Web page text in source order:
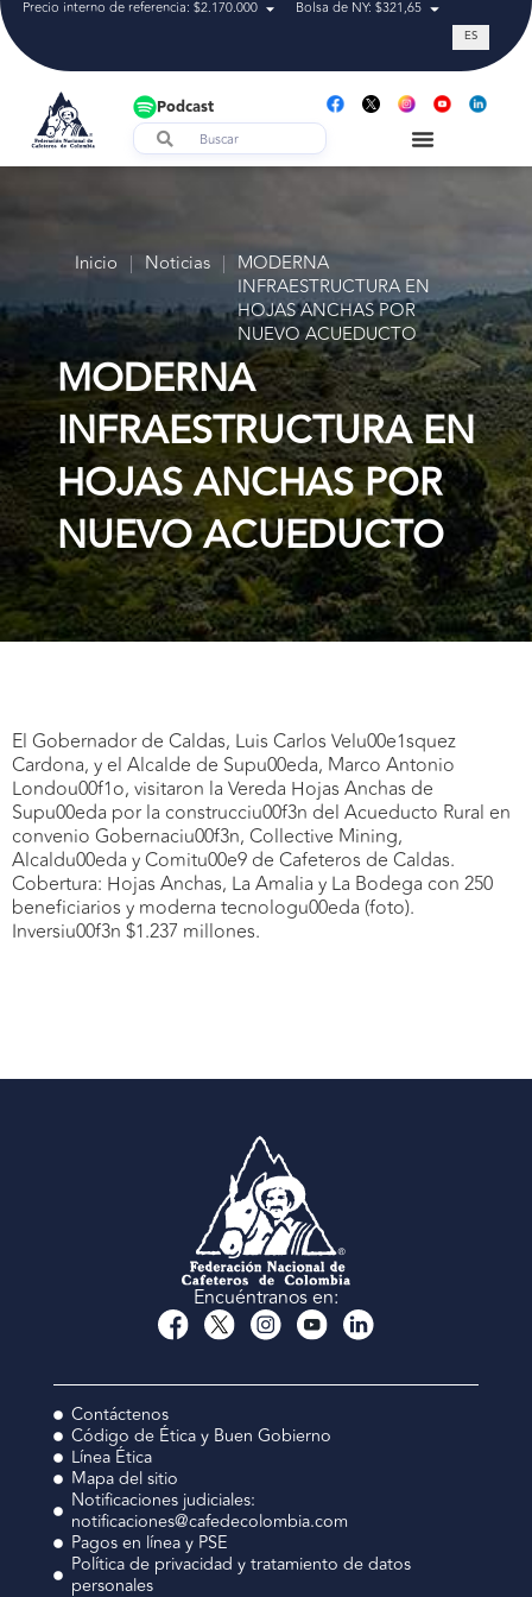
Precio interno de referencia: $2.170.000 Bolsa de NY: $321,65 Tasa de
ES
Podcast
Inicio | Noticias | MODERNA
INFRAESTRUCTURA EN
HOJAS ANCHAS POR
NUEVO ACUEDUCTO
MODERNA
INFRAESTRUCTURA EN
HOJAS ANCHAS POR
NUEVO ACUEDUCTO
El Gobernador de Caldas, Luis Carlos Velu00e1squez
Cardona, y el Alcalde de Supu00eda, Marco Antonio
Londou00f1o, visitaron la Vereda Hojas Anchas de
Supu00eda por la construcciu00f3n del Acueducto Rural en
convenio Gobernaciu00f3n, Collective Mining,
Alcaldu00eda y Comitu00e9 de Cafeteros de Caldas.
Cobertura: Hojas Anchas, La Amalia y La Bodega con 250
beneficiarios y moderna tecnologu00eda (foto).
Inversiu00f3n $1.237 millones.
Encuéntranos en:
Contáctenos
Código de Ética y Buen Gobierno
Línea Ética
Mapa del sitio
Notificaciones judiciales:
notificaciones@cafedecolombia.com
Pagos en línea y PSE
Política de privacidad y tratamiento de datos
personales